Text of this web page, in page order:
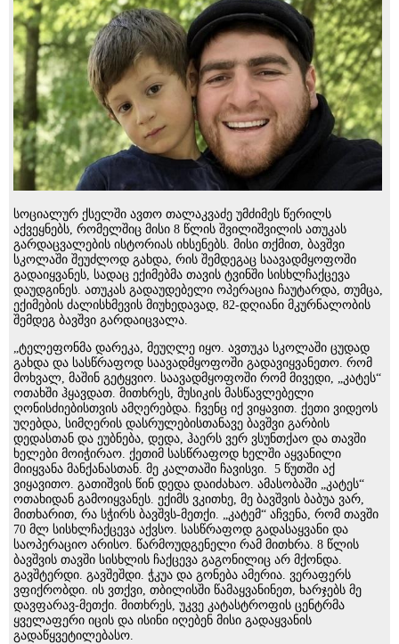
სოციალურ ქსელში ავთო თალაკვაძე უმძიმეს წერილს
აქვეყნებს, რომელშიც მისი 8 წლის შვილიშვილის ათუკას
გარდაცვალების ისტორიას იხსენებს. მისი თქმით, ბავშვი
სკოლაში შეუძლოდ გახდა, რის შემდეგაც საავადმყოფოში
გადაიყვანეს, სადაც ექიმებმა თავის ტვინში სისხლჩაქცევა
დაუდგინეს. ათუკას გადაუდებელი ოპერაცია ჩაუტარდა, თუმცა,
ექიმების ძალისხმევის მიუხედავად, 82-დღიანი მკურნალობის
შემდეგ ბავშვი გარდაიცვალა.
„ტელეფონმა დარეკა, მეუღლე იყო. ავთუკა სკოლაში ცუდად
გახდა და სასწრაფოდ საავადმყოფოში გადავიყვანეთო. რომ
მოხვალ, მაშინ გეტყვიო. საავადმყოფოში რომ მივედი, „კატეს“
ოთახში ჰყავდათ. მითხრეს, მუსიკის მასწავლებელი
ღონისძიებისთვის ამღერებდა. ჩვენც იქ ვიყავით. ქეთი ვიდეოს
უღებდა, სიმღერის დასრულებისთანავე ბავშვი გარბის
დედასთან და ეუბნება, დედა, ჰაერს ვერ ვსუნთქაო და თავში
ხელები მოიჭირაო. ქეთიმ სასწრაფოდ ხელში აყვანილი
მიიყვანა მანქანასთან. მე კალთაში ჩავისვი. 5 წუთში აქ
ვიყავითო. გათიშვის წინ დედა დაიძახაო. ამასობაში „კატეს“
ოთახიდან გამოიყვანეს. ექიმს ვკითხე, მე ბავშვის ბაბუა ვარ,
მითხარით, რა სჭირს ბავშვს-მეთქი. „კატემ“ აჩვენა, რომ თავში
70 მლ სისხლჩაქცევა აქვსო. სასწრაფოდ გადასაყვანი და
საოპერაციო არისო. წარმოუდგენელი რამ მითხრა. 8 წლის
ბავშვის თავში სისხლის ჩაქცევა გაგონილიც არ მქონდა.
გავშტერდი. გავშეშდი. ჭკუა და გონება ამერია. ვერაფერს
ვფიქრობდი. ის ვთქვი, თბილისში წამაყვანინეთ, ხარჯებს მე
დავფარავ-მეთქი. მითხრეს, უკვე კატასტროფის ცენტრმა
ყველაფერი იცის და ისინი იღებენ მისი გადაყვანის
გადაწყვეტილებასო.